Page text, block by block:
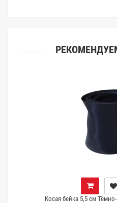
Косая бейка 5,5 см